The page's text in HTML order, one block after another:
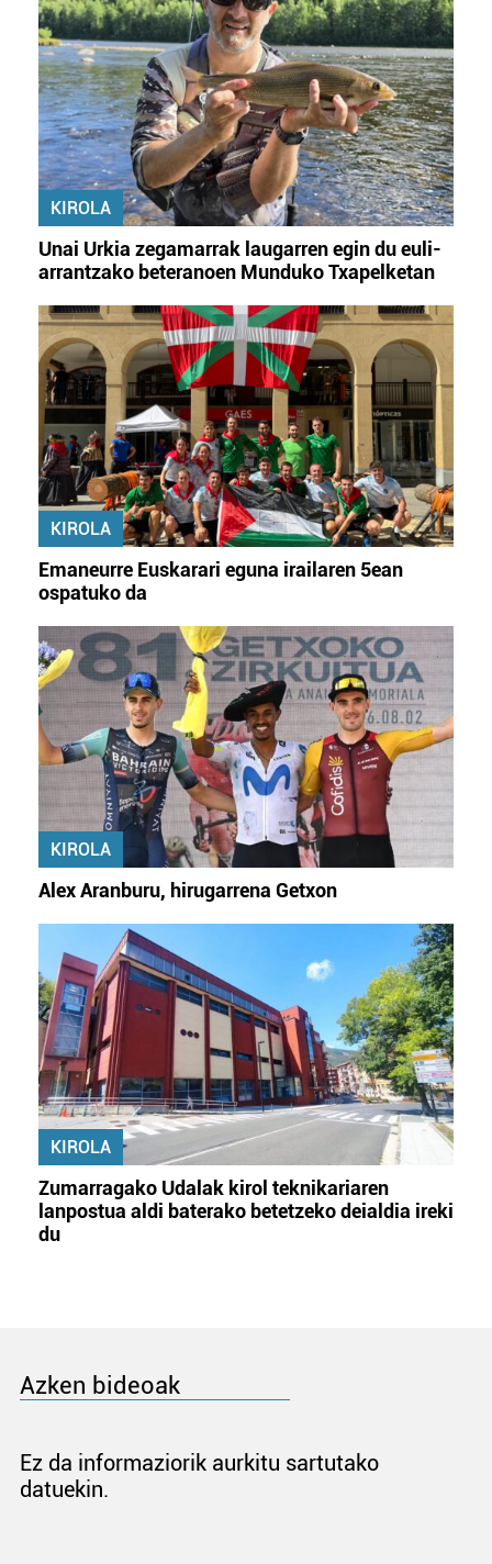
KIROLA
Unai Urkia zegamarrak laugarren egin du euli-
arrantzako beteranoen Munduko Txapelketan
KIROLA
Emaneurre Euskarari eguna irailaren 5ean
ospatuko da
KIROLA
Alex Aranburu, hirugarrena Getxon
KIROLA
Zumarragako Udalak kirol teknikariaren
lanpostua aldi baterako betetzeko deialdia ireki
du
Azken bideoak
Ez da informaziorik aurkitu sartutako
datuekin.